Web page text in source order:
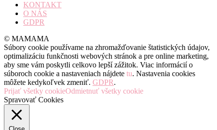
KONTAKT
O NÁS
GDPR
© MAMAMA
Súbory cookie používame na zhromažďovanie štatistických údajov,
optimalizáciu funkčnosti webových stránok a pre online marketing,
aby sme vám poskytli celkovo lepší zážitok. Viac informácií o
súboroch cookie a nastaveniach nájdete tu. Nastavenia cookies
môžete kedykoľvek zmeniť. GDPR.
Prijať všetky cookieOdmietnuť všetky cookie
Spravovať Cookies